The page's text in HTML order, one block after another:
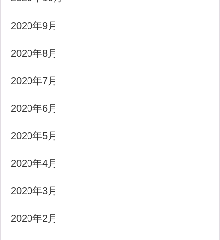
2020年9月
2020年8月
2020年7月
2020年6月
2020年5月
2020年4月
2020年3月
2020年2月